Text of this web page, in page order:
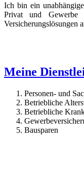
Ich bin ein
Privat und Gewerbe
Versicherungslösungen
Meine
Personen- und
Betriebliche
Betriebliche
Bausparen